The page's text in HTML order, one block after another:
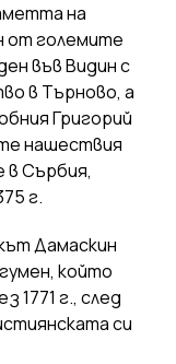
на
от големите
във Видин с
в Търново, а
Григорий
нашествия
в Сърбия,
г.
Дамаскин
който
1771 г., след
си